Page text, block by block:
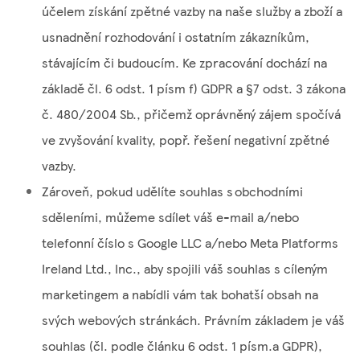
účelem získání zpětné vazby na naše služby a zboží a
usnadnění rozhodování i ostatním zákazníkům,
stávajícím či budoucím. Ke zpracování dochází na
základě čl. 6 odst. 1 písm f) GDPR a §7 odst. 3 zákona
č. 480/2004 Sb., přičemž oprávněný zájem spočívá
ve zvyšování kvality, popř. řešení negativní zpětné
vazby.
Zároveň, pokud udělíte souhlas s obchodními
sděleními, můžeme sdílet váš e-mail a/nebo
telefonní číslo s Google LLC a/nebo Meta Platforms
Ireland Ltd., Inc., aby spojili váš souhlas s cíleným
marketingem a nabídli vám tak bohatší obsah na
svých webových stránkách. Právním základem je váš
souhlas (čl. podle článku 6 odst. 1 písm.a GDPR),